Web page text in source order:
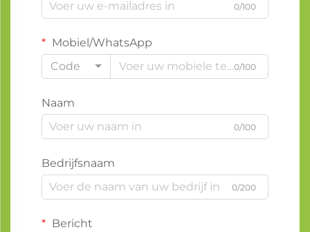
0/100
Mobiel/WhatsApp
Code
0/100
Naam
0/100
Bedrijfsnaam
0/200
Bericht